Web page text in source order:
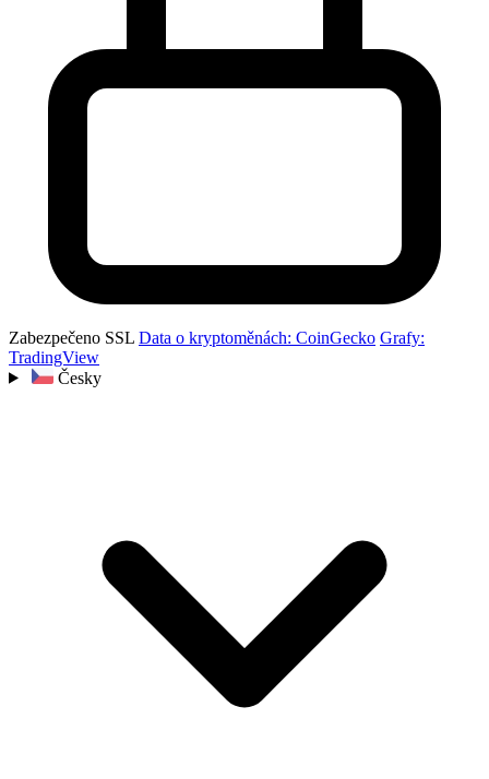
Zabezpečeno SSL Data o kryptoměnách: CoinGecko Grafy:
TradingView
Česky